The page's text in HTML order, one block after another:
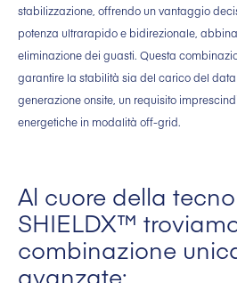
stabilizzazione, offrendo un vantaggio
potenza ultrarapido e bidirezionale,
eliminazione dei guasti. Questa
garantire la stabilità sia del carico del
generazione onsite, un requisito
energetiche in modalità off-grid.
Al cuore della
SHIELDX™
combinazione
avanzate: